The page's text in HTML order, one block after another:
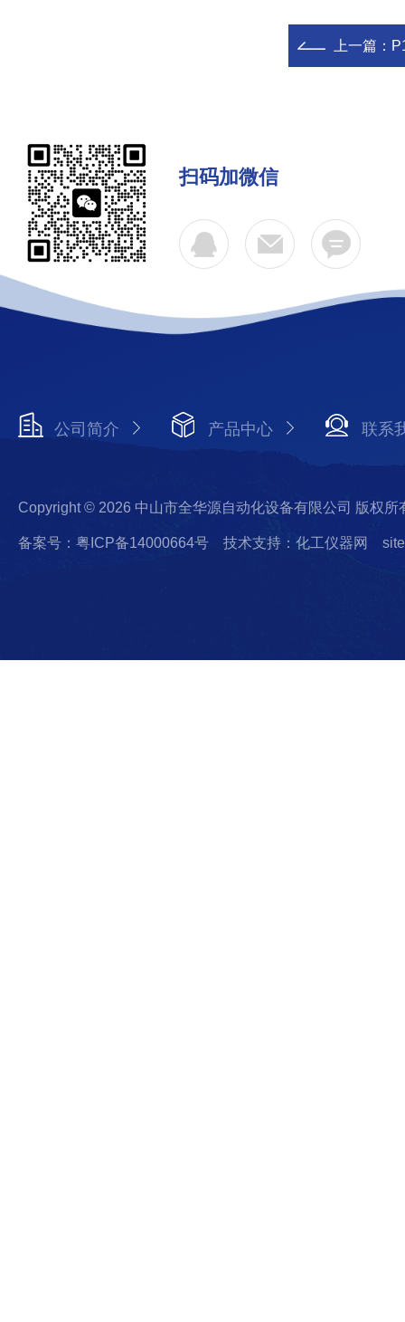
上一篇：
扫码加微信
公司简介 产品中心 联系
Copyright © 2026 中山市全华源自动化设备有限公司 版权所
备案号：粤ICP备14000664号 技术支持：化工仪器网